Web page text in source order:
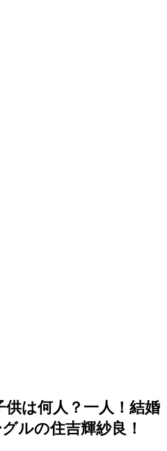
供は何人？一人！結婚
ルの住吉輝紗良！